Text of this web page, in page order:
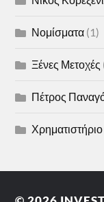
Νομίσματα (1)
Ξένες Μετοχές
Πέτρος
Χρηματιστήριο